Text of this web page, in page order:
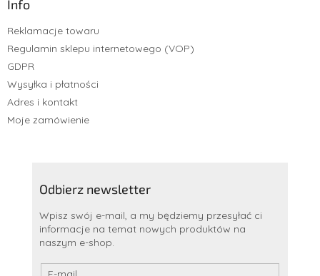
Info
Reklamacje towaru
Regulamin sklepu internetowego (VOP)
GDPR
Wysyłka i płatności
Adres i kontakt
Moje zamówienie
Odbierz newsletter
Wpisz swój e-mail, a my będziemy przesyłać ci
informacje na temat nowych produktów na
naszym e-shop.